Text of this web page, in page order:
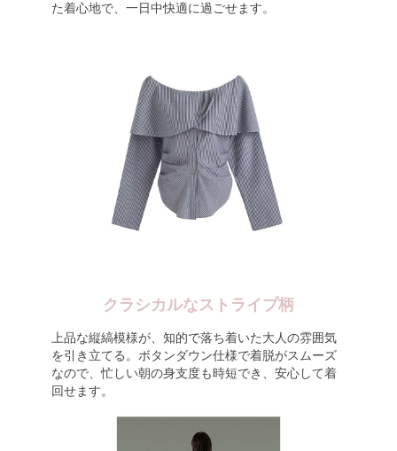
た着心地で、一日中快適に過ごせます。
クラシカルなストライプ柄
上品な縦縞模様が、知的で落ち着いた大人の雰囲気
を引き立てる。ボタンダウン仕様で着脱がスムーズ
なので、忙しい朝の身支度も時短でき、安心して着
回せます。